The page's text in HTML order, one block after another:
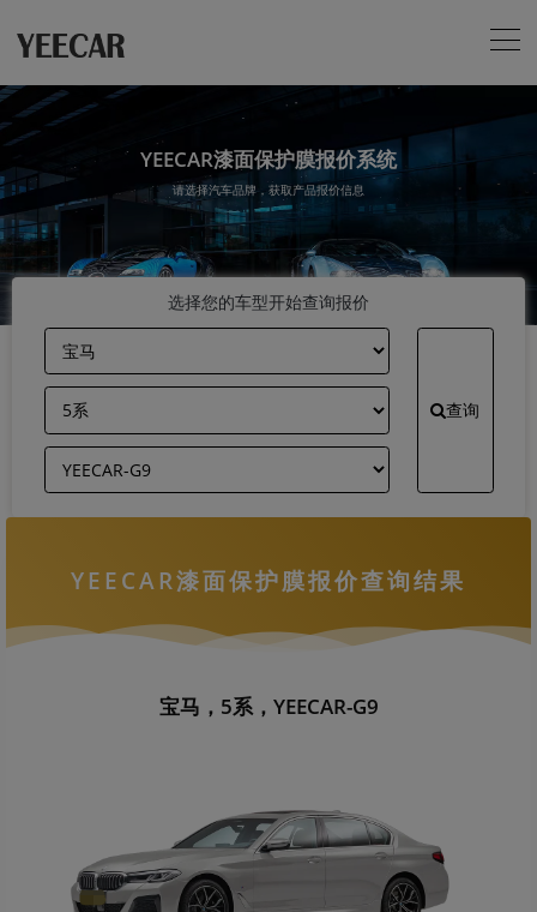
YEECAR漆面保护膜报价系统
请选择汽车品牌，获取产品报价信息
选择您的车型开始查询报价
查询
YEECAR漆面保护膜报价查询结果
宝马，5系，YEECAR-G9